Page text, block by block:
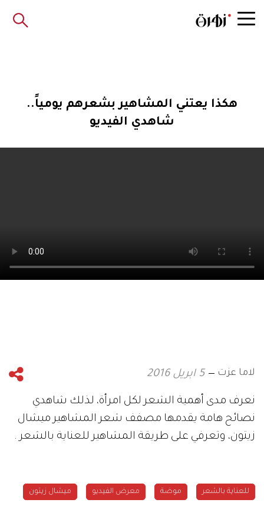
هكذا يعتني المشاهير بشعرهم يومياً..
شاهدي الفيديو
لاما عزت 5 ابريل 2016
نعرف مدى أهمية الشعر لكل امرأة، لذلك شاهدي
نصائح هامة يقدمها مصفف شعر المشاهير ميشال
زيتون، وتعرفي على طريقة المشاهير للعناية بالشعر.
للعناية بالشعر موضة معرض الفيديو ميشال زيتون